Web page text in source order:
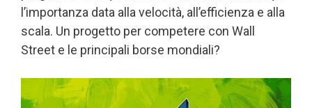
l’importanza data alla velocità, all’efficienza e alla
scala. Un progetto per competere con Wall
Street e le principali borse mondiali?